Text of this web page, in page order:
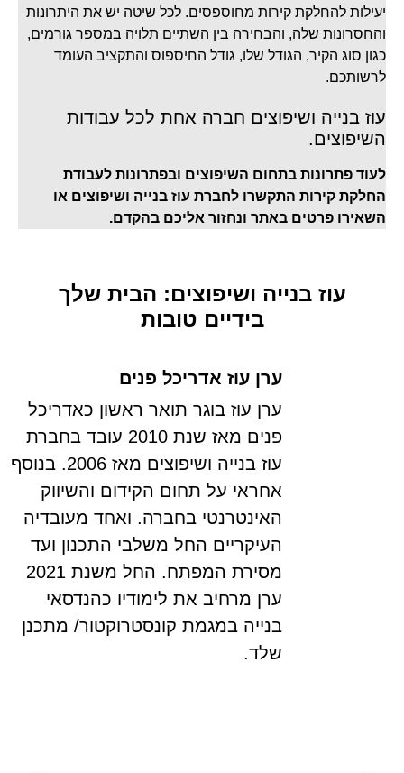
יעילות להחלקת קירות מחוספסים. לכל שיטה יש את היתרונות
והחסרונות שלה, והבחירה בין השתיים תלויה במספר גורמים,
כגון סוג הקיר, הגודל שלו, גודל החיספוס והתקציב העומד
לרשותכם.
עוז בנייה ושיפוצים חברה אחת לכל עבודות
השיפוצים.
לעוד פתרונות בתחום השיפוצים ובפתרונות לעבודת
החלקת קירות התקשרו לחברת עוז בנייה ושיפוצים או
השאירו פרטים באתר ונחזור אליכם בהקדם.
עוז בנייה ושיפוצים: הבית שלך
בידיים טובות
ערן עוז אדריכל פנים
ערן עוז בוגר תואר ראשון כאדריכל
פנים מאז שנת 2010 עובד בחברת
עוז בנייה ושיפוצים מאז 2006. בנוסף
אחראי על תחום הקידום והשיווק
האינטרנטי בחברה. ואחד מעובדיה
העיקריים החל משלבי התכנון ועד
מסירת המפתח. החל משנת 2021
ערן מרחיב את לימודיו כהנדסאי
בנייה במגמת קונסטרוקטור/ מתכנן
שלד.